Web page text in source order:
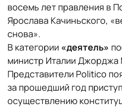
восемь лет правления в
Ярослава Качиньского,
снова».
В категории «деятель»
министр Италии Джорджа
Представители Politico
за прошедший год
осуществлению